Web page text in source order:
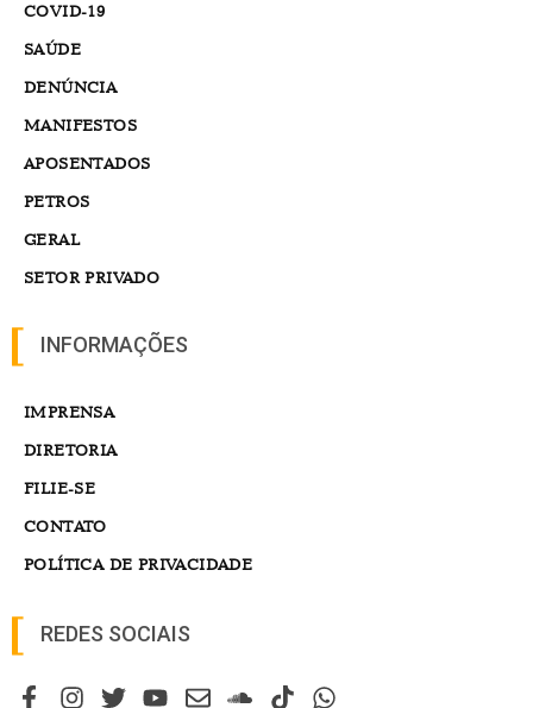
COVID-19
SAÚDE
DENÚNCIA
MANIFESTOS
APOSENTADOS
PETROS
GERAL
SETOR PRIVADO
INFORMAÇÕES
IMPRENSA
DIRETORIA
FILIE-SE
CONTATO
POLÍTICA DE PRIVACIDADE
REDES SOCIAIS